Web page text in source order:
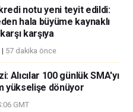
notu yeni teyit edildi:
hala büyüme kaynaklı
karşıya
| 57 dakika önce
Alıcılar 100 günlük SMA'yı
yükselişe dönüyor
GMT